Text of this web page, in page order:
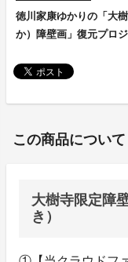
徳川家康ゆかりの「大
か）障壁画」復元プロ
この商品について
大樹寺限定障
き）